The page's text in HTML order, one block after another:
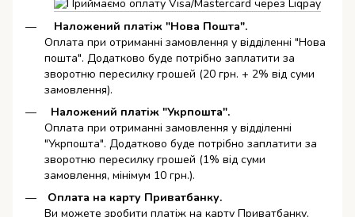
Наложений платіж "Нова Пошта".
Оплата при отриманні замовлення у відділенні "Нова
пошта". Додатково буде потрібно заплатити за
зворотню пересилку грошей (20 грн. + 2% від суми
замовлення).
Наложений платіж "Укрпошта".
Оплата при отриманні замовлення у відділенні
"Укрпошта". Додатково буде потрібно заплатити за
зворотню пересилку грошей (1% від суми
замовлення, мінімум 10 грн.).
Оплата на карту Приватбанку.
Ви можете зробити платіж на карту Приватбанку,